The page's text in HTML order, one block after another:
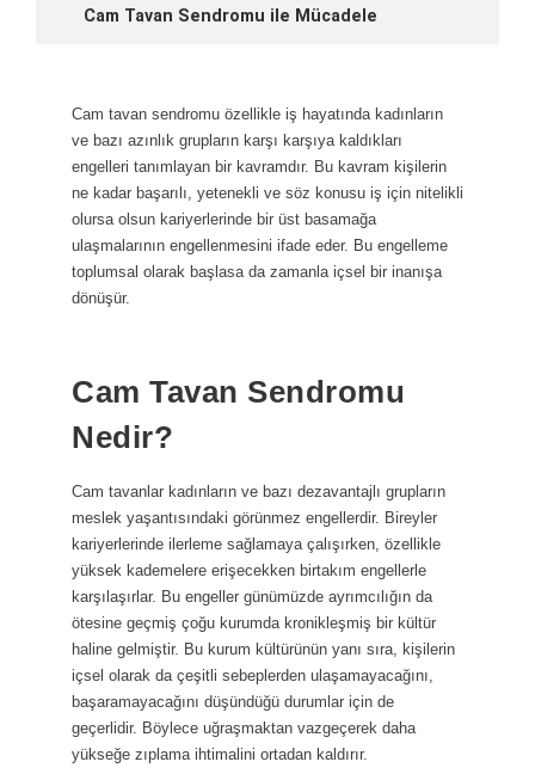
Cam Tavan Sendromu ile Mücadele
Cam tavan sendromu özellikle iş hayatında kadınların
ve bazı azınlık grupların karşı karşıya kaldıkları
engelleri tanımlayan bir kavramdır. Bu kavram kişilerin
ne kadar başarılı, yetenekli ve söz konusu iş için nitelikli
olursa olsun kariyerlerinde bir üst basamağa
ulaşmalarının engellenmesini ifade eder. Bu engelleme
toplumsal olarak başlasa da zamanla içsel bir inanışa
dönüşür.
Cam Tavan Sendromu
Nedir?
Cam tavanlar kadınların ve bazı dezavantajlı grupların
meslek yaşantısındaki görünmez engellerdir. Bireyler
kariyerlerinde ilerleme sağlamaya çalışırken, özellikle
yüksek kademelere erişecekken birtakım engellerle
karşılaşırlar. Bu engeller günümüzde ayrımcılığın da
ötesine geçmiş çoğu kurumda kronikleşmiş bir kültür
haline gelmiştir. Bu kurum kültürünün yanı sıra, kişilerin
içsel olarak da çeşitli sebeplerden ulaşamayacağını,
başaramayacağını düşündüğü durumlar için de
geçerlidir. Böylece uğraşmaktan vazgeçerek daha
yükseğe zıplama ihtimalini ortadan kaldırır.